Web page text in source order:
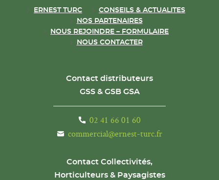
ERNEST TURC
CONSEILS & ACTUALITES
NOS PARTENAIRES
NOUS REJOINDRE – FORMULAIRE
NOUS CONTACTER
Contact distributeurs
GSS & GSB GSA
02 41 66 01 60
commercial@ernest-turc.fr
Contact Collectivités,
Horticulteurs & Paysagistes